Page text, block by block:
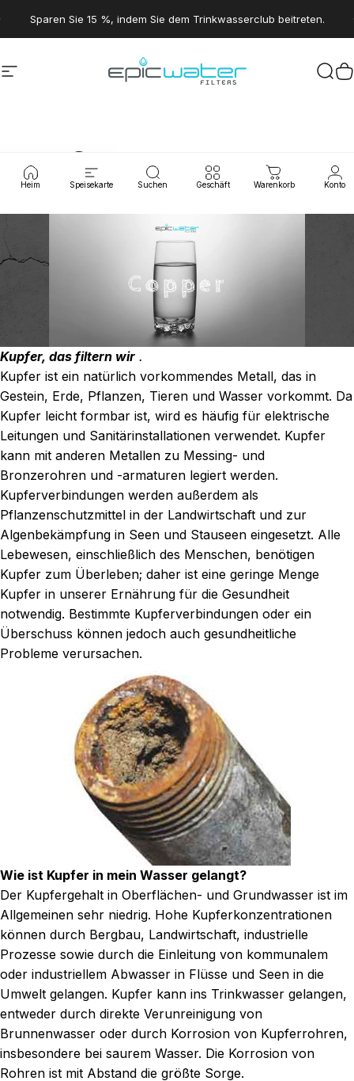
Sparen Sie 15 %, indem Sie dem Trinkwasserclub beitreten.
Seitennavigation Epic Water Filters USA
Heim Speisekarte Suchen Geschäft Warenkorb Konto
Kupfer
Kupfer, das filtern wir .
Kupfer ist ein natürlich vorkommendes Metall, das in
Gestein, Erde, Pflanzen, Tieren und Wasser vorkommt. Da
Kupfer leicht formbar ist, wird es häufig für elektrische
Leitungen und Sanitärinstallationen verwendet. Kupfer
kann mit anderen Metallen zu Messing- und
Bronzerohren und -armaturen legiert werden.
Kupferverbindungen werden außerdem als
Pflanzenschutzmittel in der Landwirtschaft und zur
Algenbekämpfung in Seen und Stauseen eingesetzt. Alle
Lebewesen, einschließlich des Menschen, benötigen
Kupfer zum Überleben; daher ist eine geringe Menge
Kupfer in unserer Ernährung für die Gesundheit
notwendig. Bestimmte Kupferverbindungen oder ein
Überschuss können jedoch auch gesundheitliche
Probleme verursachen.
Wie ist Kupfer in mein Wasser gelangt?
Der Kupfergehalt in Oberflächen- und Grundwasser ist im
Allgemeinen sehr niedrig. Hohe Kupferkonzentrationen
können durch Bergbau, Landwirtschaft, industrielle
Prozesse sowie durch die Einleitung von kommunalem
oder industriellem Abwasser in Flüsse und Seen in die
Umwelt gelangen. Kupfer kann ins Trinkwasser gelangen,
entweder durch direkte Verunreinigung von
Brunnenwasser oder durch Korrosion von Kupferrohren,
insbesondere bei saurem Wasser. Die Korrosion von
Rohren ist mit Abstand die größte Sorge.